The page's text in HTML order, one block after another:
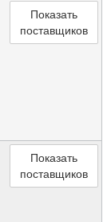
Показать
поставщиков
Показать
поставщиков